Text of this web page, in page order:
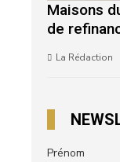
Maisons
de
La Rédaction
Prénom